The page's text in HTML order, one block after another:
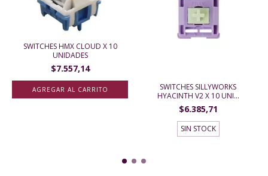
SWITCHES HMX CLOUD X 10
UNIDADES
$7.557,14
SWITCHES SILLYWORKS
HYACINTH V2 X 10 UNI...
$6.385,71
SIN STOCK